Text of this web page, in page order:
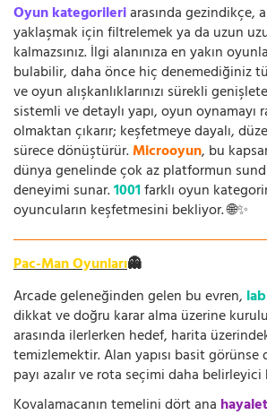
Oyun kategorileriarasında gezindikçe,
yaklaşmak için filtrelemek ya da uzun
kalmazsınız. İlgi alanınıza en yakın
bulabilir, daha önce hiç denemediğiniz
ve oyun alışkanlıklarınızı sürekli
sistemli ve detaylı yapı, oyun
olmaktan çıkarır; keşfetmeye dayalı,
sürece dönüştürür.Microoyun, bu
dünya genelinde çok az platformun
deneyimi sunar.1001farklı oyun
oyuncuların keşfetmesini bekliyor. 🌐✨
Pac-Man Oyunları👻
Arcade geleneğinden gelen bu evren,
dikkat ve doğru karar alma üzerine
arasında ilerlerken hedef, harita
temizlemektir. Alan yapısı basit
payı azalır ve rota seçimi daha
Kovalamacanın temelini dört ana hayalet